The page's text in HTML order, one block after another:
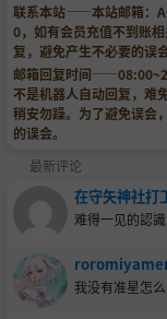
联系本站——本站邮箱：
0，如有会员充值不到账
复，避免产生不必要的误会
邮箱回复时间
不是机器人自动回复，难
稍安勿躁。为了避免误会
的误会。
最新评论
在守矢神社打
难得一见的認
我没有准星怎